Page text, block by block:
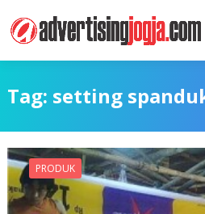
Tag: setting
PRODUK